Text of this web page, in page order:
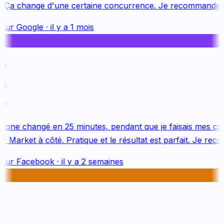
change d'une certaine concurrence. Je recommande
Google· il y a 1 mois
changé en 25 minutes, pendant que je faisais mes
Market à côté. Pratique et le résultat est parfait. Je
Facebook· il y a 2 semaines